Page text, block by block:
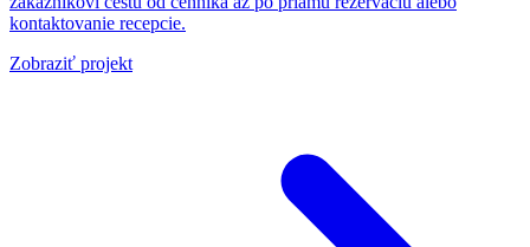
kontaktovanie recepcie.
Zobraziť projekt